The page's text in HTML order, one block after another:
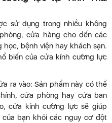
sử dụng trong nhiều không
cửa hàng cho đến các
bệnh viện hay khách sạn.
biến của cửa kính cường lực
ra vào: Sản phẩm này có thể
cửa phòng hay cửa ban
cửa kính cường lực sẽ giúp
bạn khỏi các nguy cơ đột